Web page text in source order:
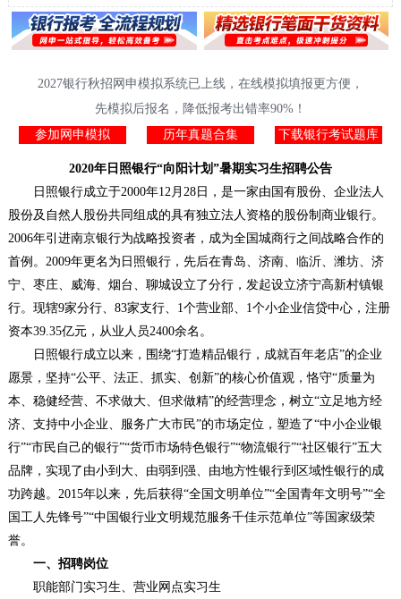
2027银行秋招网申模拟系统已上线，在线模拟填报更方便，
先模拟后报名，降低报考出错率90%！
参加网申模拟
历年真题合集 下载银行考试题库
2020年日照银行“向阳计划”暑期实习生招聘公告
日照银行成立于2000年12月28日，是一家由国有股份、企业法人
股份及自然人股份共同组成的具有独立法人资格的股份制商业银行。
2006年引进南京银行为战略投资者，成为全国城商行之间战略合作的
首例。2009年更名为日照银行，先后在青岛、济南、临沂、潍坊、济
宁、枣庄、威海、烟台、聊城设立了分行，发起设立济宁高新村镇银
行。现辖9家分行、83家支行、1个营业部、1个小企业信贷中心，注册
资本39.35亿元，从业人员2400余名。
日照银行成立以来，围绕“打造精品银行，成就百年老店”的企业
愿景，坚持“公平、法正、抓实、创新”的核心价值观，恪守“质量为
本、稳健经营、不求做大、但求做精”的经营理念，树立“立足地方经
济、支持中小企业、服务广大市民”的市场定位，塑造了“中小企业银
行”“市民自己的银行”“货币市场特色银行”“物流银行”“社区银行”五大
品牌，实现了由小到大、由弱到强、由地方性银行到区域性银行的成
功跨越。2015年以来，先后获得“全国文明单位”“全国青年文明号”“全
国工人先锋号”“中国银行业文明规范服务千佳示范单位”等国家级荣
誉。
一、招聘岗位
职能部门实习生、营业网点实习生